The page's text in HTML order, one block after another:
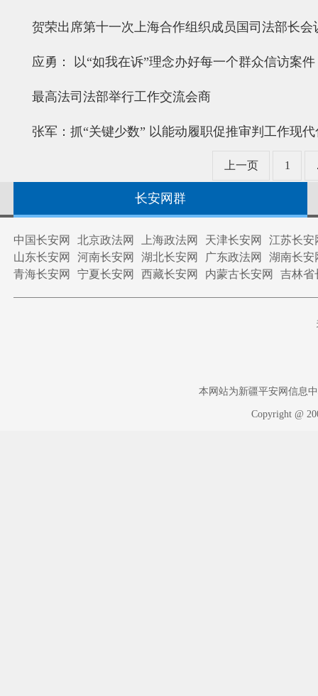
贺荣出席第十一次上海合作组织成员国司法部长会
应勇： 以“如我在诉”理念办好每一个群众信访案件
最高法司法部举行工作交流会商
张军：抓“关键少数” 以能动履职促推审判工作现代
上一页 1
长安网群
中国长安网 北京政法网 上海政法网 天津长安网
江苏长安
山东长安网
河南长安网 湖北长安网 广东政法网
湖南长安
青海长安网
宁夏长安网 西藏长安网 内蒙古长安网 吉林省
本网站为新疆平安网信息
Copyright @